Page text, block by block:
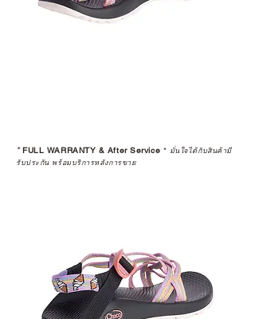
*FULL WARRANTY & After Service * มั่นใจได้กับสินค้ามี
รับประกัน พร้อมบริการหลังการขาย